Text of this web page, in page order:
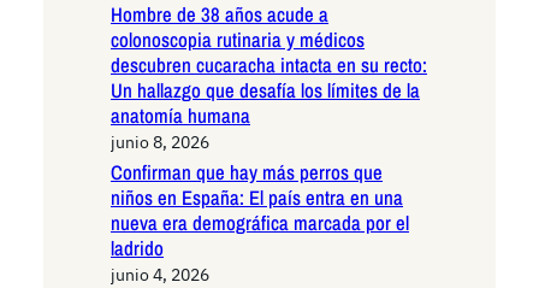
Hombre de 38 años acude a
colonoscopia rutinaria y médicos
descubren cucaracha intacta en su recto:
Un hallazgo que desafía los límites de la
anatomía humana
junio 8, 2026
Confirman que hay más perros que
niños en España: El país entra en una
nueva era demográfica marcada por el
ladrido
junio 4, 2026